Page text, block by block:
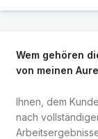
Wem gehören
von meinen
Ihnen, dem
nach